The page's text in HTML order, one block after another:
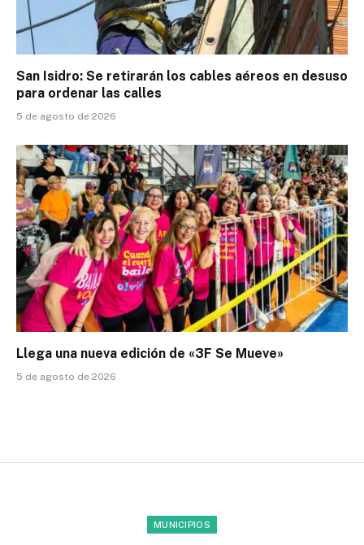
San Isidro: Se retirarán los cables aéreos en desuso
para ordenar las calles
5 de agosto de 2026
Llega una nueva edición de «3F Se Mueve»
5 de agosto de 2026
MUNICIPIOS